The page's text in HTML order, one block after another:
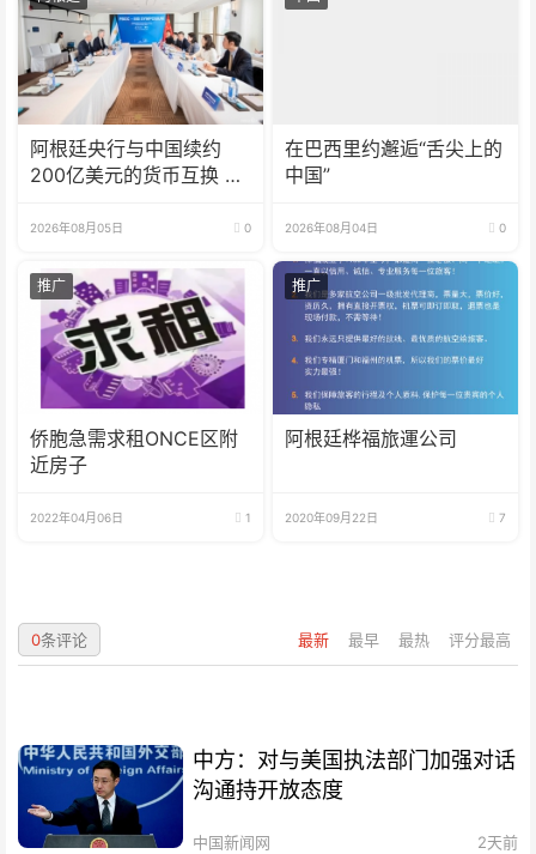
阿根廷央行与中国续约
200亿美元的货币互换 有
2026年08月05日 0
在巴西里约邂逅“舌尖上的
中国”
2026年08月04日 0
推广
侨胞急需求租ONCE区附
近房子
2022年04月06日 1
推广
阿根廷桦福旅運公司
2020年09月22日 7
最新 最早 最热 评分最高
0条评论
中方：对与美国执法部门加强对话
沟通持开放态度
中国新闻网 2天前